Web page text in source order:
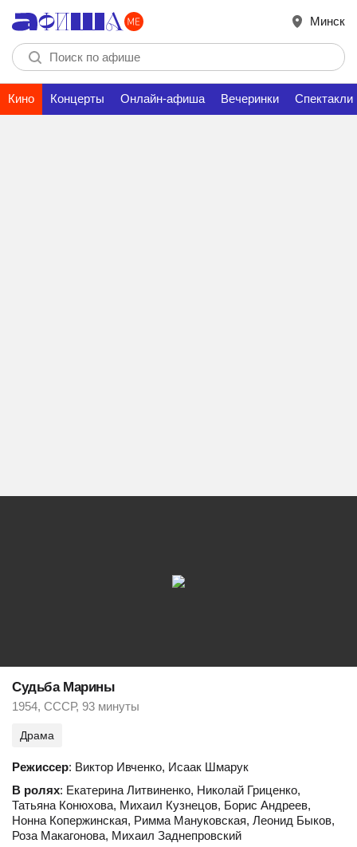
Минск
Кино Концерты Онлайн-афиша Вечеринки Спектакли
Судьба Марины
1954, СССР, 93 минуты
Драма
Режиссер: Виктор Ивченко, Исаак Шмарук
В ролях: Екатерина Литвиненко, Николай Гриценко,
Татьяна Конюхова, Михаил Кузнецов, Борис Андреев,
Нонна Копержинская, Римма Мануковская, Леонид Быков,
Роза Макагонова, Михаил Заднепровский